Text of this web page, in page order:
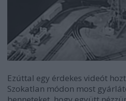
Ezúttal egy érdekes videót
Szokatlan módon most